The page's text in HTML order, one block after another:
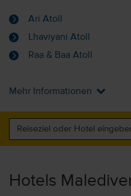
Ari Atoll
Lhaviyani Atoll
Raa & Baa Atoll
Mehr Informationen
Hotels